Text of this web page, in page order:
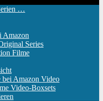
…
Amazon
Series
Filme
bei Amazon Video
Video-Boxsets